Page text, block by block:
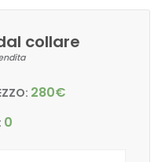
collare
280€
0